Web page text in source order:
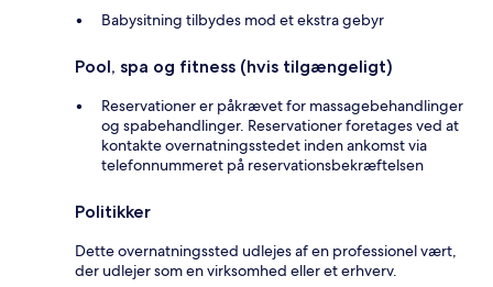
Babysitning tilbydes mod et ekstra gebyr
Pool, spa og fitness (hvis tilgængeligt)
Reservationer er påkrævet for massagebehandlinger
og spabehandlinger. Reservationer foretages ved at
kontakte overnatningsstedet inden ankomst via
telefonnummeret på reservationsbekræftelsen
Politikker
Dette overnatningssted udlejes af en professionel vært,
der udlejer som en virksomhed eller et erhverv.